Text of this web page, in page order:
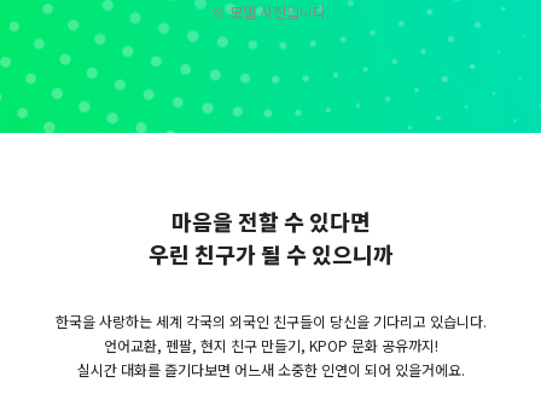
※ 모델 사진입니다.
마음을 전할 수 있다면
우린 친구가 될 수 있으니까
한국을 사랑하는 세계 각국의 외국인 친구들이 당신을 기다리고 있습니다.
언어교환, 펜팔, 현지 친구 만들기, KPOP 문화 공유까지!
실시간 대화를 즐기다보면 어느새 소중한 인연이 되어 있을거에요.